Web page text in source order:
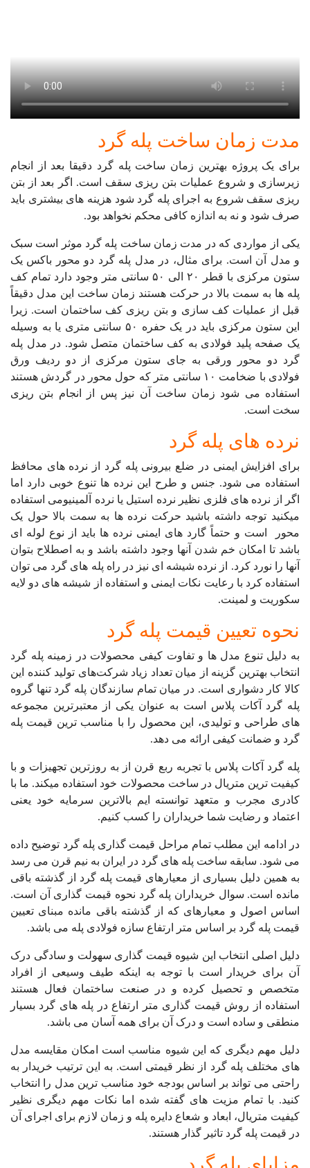
مدت زمان ساخت پله گرد
برای یک پروژه بهترین زمان ساخت پله گرد دقیقا بعد از انجام
زیرسازی و شروع عملیات بتن ریزی سقف است. اگر بعد از بتن
ریزی سقف شروع به اجرای پله گرد شود هزینه های بیشتری باید
صرف شود و نه به اندازه کافی محکم نخواهد بود.
یکی از مواردی که در مدت زمان ساخت پله گرد موثر است سبک
و مدل آن است. برای مثال، در مدل پله گرد دو محور باکس یک
ستون مرکزی با قطر ۲۰ الی ۵۰ سانتی متر وجود دارد تمام کف
پله ها به سمت بالا در حرکت هستند زمان ساخت این مدل دقیقاً
قبل از عملیات کف سازی و بتن ریزی کف ساختمان است. زیرا
این ستون مرکزی باید در یک حفره ۵۰ سانتی متری یا به وسیله
یک صفحه پلید فولادی به کف ساختمان متصل شود. در مدل پله
گرد دو محور ورقی به جای ستون مرکزی از دو ردیف ورق
فولادی با ضخامت ۱۰ سانتی متر که حول محور در گردش هستند
استفاده می شود زمان ساخت آن نیز پس از انجام بتن ریزی
سخت است.
نرده های پله گرد
برای افزایش ایمنی در ضلع بیرونی پله گرد از نرده های محافظ
استفاده می شود. جنس و طرح این نرده ها تنوع خوبی دارد اما
اگر از نرده های فلزی نظیر نرده استیل یا نرده آلمینیومی استفاده
میکنید توجه داشته باشید حرکت نرده ها به سمت بالا حول یک
محور است و حتماً گارد های ایمنی نرده ها باید از نوع لوله ای
باشد تا امکان خم شدن آنها وجود داشته باشد و به اصطلاح بتوان
آنها را نورد کرد. از نرده شیشه ای نیز در راه پله های گرد می توان
استفاده کرد با رعایت نکات ایمنی و استفاده از شیشه های دو لایه
سکوریت و لمینت.
نحوه تعیین قیمت پله گرد
به دلیل تنوع مدل ها و تفاوت کیفی محصولات در زمینه پله گرد
انتخاب بهترین گزینه از میان تعداد زیاد شرکت‌های تولید کننده این
کالا کار دشواری است. در میان تمام سازندگان پله گرد تنها گروه
پله گرد آکات پلاس است به عنوان یکی از معتبرترین مجموعه
های طراحی و تولیدی، این محصول را با مناسب ترین قیمت پله
گرد و ضمانت کیفی ارائه می دهد.
پله گرد آکات پلاس با تجربه ربع قرن از به روزترین تجهیزات و با
کیفیت ترین متریال در ساخت محصولات خود استفاده میکند. ما با
کادری مجرب و متعهد توانسته ایم بالاترین سرمایه خود یعنی
اعتماد و رضایت شما خریداران را کسب کنیم.
در ادامه این مطلب تمام مراحل قیمت گذاری پله گرد توضیح داده
می شود. سابقه ساخت پله های گرد در ایران به نیم قرن می رسد
به همین دلیل بسیاری از معیارهای قیمت پله گرد از گذشته باقی
مانده است. سوال خریداران پله گرد نحوه قیمت گذاری آن است.
اساس اصول و معیارهای که از گذشته باقی مانده مبنای تعیین
قیمت پله گرد بر اساس متر ارتفاع سازه فولادی پله می باشد.
دلیل اصلی انتخاب این شیوه قیمت گذاری سهولت و سادگی درک
آن برای خریدار است با توجه به اینکه طیف وسیعی از افراد
متخصص و تحصیل کرده و در صنعت ساختمان فعال هستند
استفاده از روش قیمت گذاری متر ارتفاع در پله های گرد بسیار
منطقی و ساده است و درک آن برای همه آسان می باشد.
دلیل مهم دیگری که این شیوه مناسب است امکان مقایسه مدل
های مختلف پله گرد از نظر قیمتی است. به این ترتیب خریدار به
راحتی می تواند بر اساس بودجه خود مناسب ترین مدل را انتخاب
کنید. با تمام مزیت های گفته شده اما نکات مهم دیگری نظیر
کیفیت متریال، ابعاد و شعاع دایره پله و زمان لازم برای اجرای آن
در قیمت پله گرد تاثیر گذار هستند.